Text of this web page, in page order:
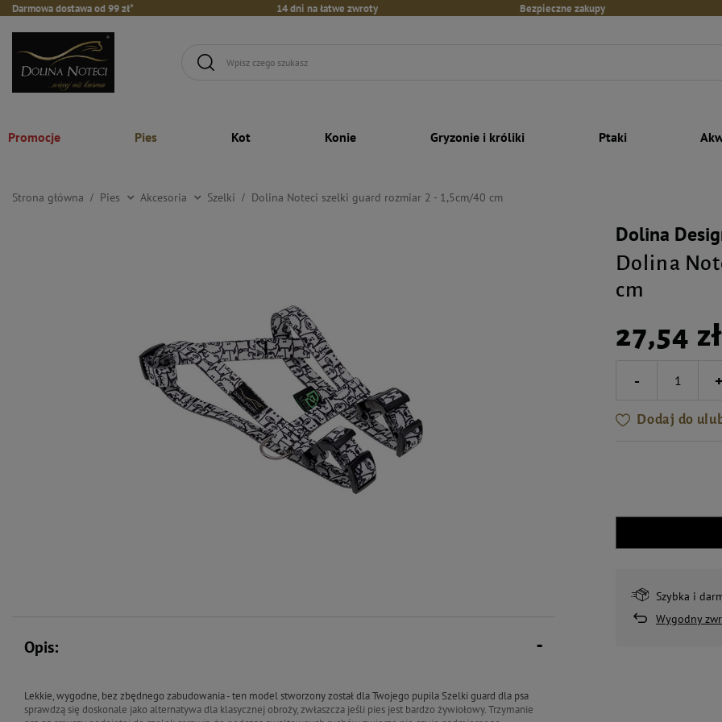
Darmowa dostawa od 99 zł* 14 dni na łatwe zwroty Bezpieczne zakupy
Promocje Pies Kot Konie Gryzonie i króliki Ptaki
Strona główna Pies Akcesoria Szelki Dolina Noteci szelki guard rozmiar 2 - 1,5cm/40 cm
Dolina
Dolina
cm
27,54 zł
-
Dodaj do
Szybka i
Wygodny
Opis:
Lekkie, wygodne, bez zbędnego zabudowania - ten model stworzony został dla Twojego pupila Szelki guard dla psa
sprawdzą się doskonale jako alternatywa dla klasycznej obroży, zwłaszcza jeśli pies jest bardzo żywiołowy. Trzymanie